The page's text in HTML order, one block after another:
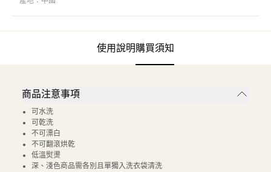
使用說明購買須知
商品注意事項
可水洗
可乾洗
不可漂白
不可翻滾烘乾
低溫熨燙
深、淺色商品需各別且單獨入洗衣袋清洗